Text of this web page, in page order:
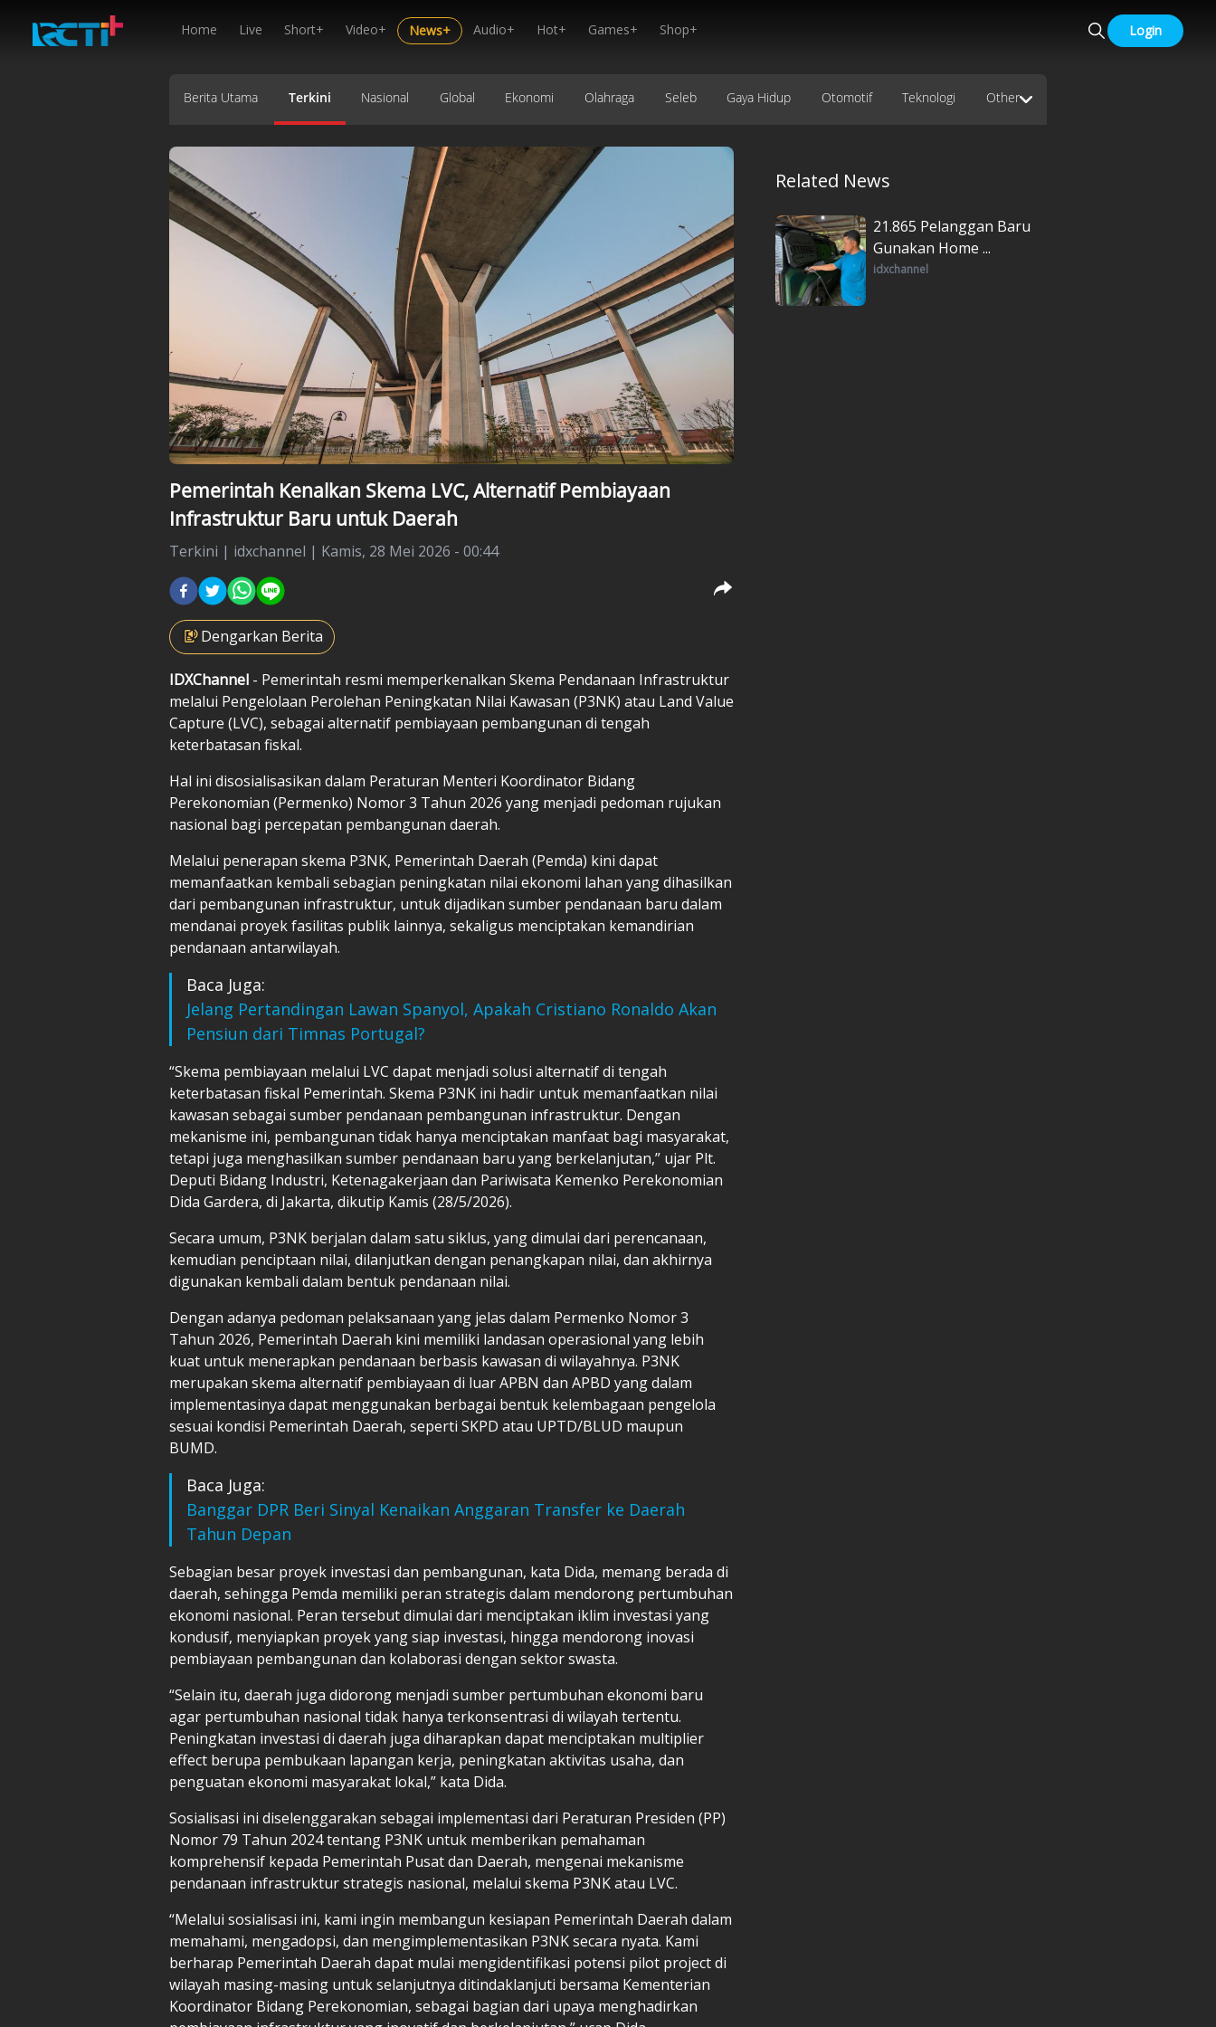
Home Live Short+ Video+ News+ Audio+ Hot+ Games+ Shop+ Login
Berita Utama Terkini Nasional Global Ekonomi Olahraga Seleb Gaya Hidup Otomotif Teknologi Other
Pemerintah Kenalkan Skema LVC, Alternatif Pembiayaan
Infrastruktur Baru untuk Daerah
Terkini | idxchannel | Kamis, 28 Mei 2026 - 00:44
Dengarkan Berita
IDXChannel - Pemerintah resmi memperkenalkan Skema Pendanaan Infrastruktur
melalui Pengelolaan Perolehan Peningkatan Nilai Kawasan (P3NK) atau Land Value
Capture (LVC), sebagai alternatif pembiayaan pembangunan di tengah
keterbatasan fiskal.
Hal ini disosialisasikan dalam Peraturan Menteri Koordinator Bidang
Perekonomian (Permenko) Nomor 3 Tahun 2026 yang menjadi pedoman rujukan
nasional bagi percepatan pembangunan daerah.
Melalui penerapan skema P3NK, Pemerintah Daerah (Pemda) kini dapat
memanfaatkan kembali sebagian peningkatan nilai ekonomi lahan yang dihasilkan
dari pembangunan infrastruktur, untuk dijadikan sumber pendanaan baru dalam
mendanai proyek fasilitas publik lainnya, sekaligus menciptakan kemandirian
pendanaan antarwilayah.
Baca Juga:
Jelang Pertandingan Lawan Spanyol, Apakah Cristiano Ronaldo Akan
Pensiun dari Timnas Portugal?
“Skema pembiayaan melalui LVC dapat menjadi solusi alternatif di tengah
keterbatasan fiskal Pemerintah. Skema P3NK ini hadir untuk memanfaatkan nilai
kawasan sebagai sumber pendanaan pembangunan infrastruktur. Dengan
mekanisme ini, pembangunan tidak hanya menciptakan manfaat bagi masyarakat,
tetapi juga menghasilkan sumber pendanaan baru yang berkelanjutan,” ujar Plt.
Deputi Bidang Industri, Ketenagakerjaan dan Pariwisata Kemenko Perekonomian
Dida Gardera, di Jakarta, dikutip Kamis (28/5/2026).
Secara umum, P3NK berjalan dalam satu siklus, yang dimulai dari perencanaan,
kemudian penciptaan nilai, dilanjutkan dengan penangkapan nilai, dan akhirnya
digunakan kembali dalam bentuk pendanaan nilai.
Dengan adanya pedoman pelaksanaan yang jelas dalam Permenko Nomor 3
Tahun 2026, Pemerintah Daerah kini memiliki landasan operasional yang lebih
kuat untuk menerapkan pendanaan berbasis kawasan di wilayahnya. P3NK
merupakan skema alternatif pembiayaan di luar APBN dan APBD yang dalam
implementasinya dapat menggunakan berbagai bentuk kelembagaan pengelola
sesuai kondisi Pemerintah Daerah, seperti SKPD atau UPTD/BLUD maupun
BUMD.
Baca Juga:
Banggar DPR Beri Sinyal Kenaikan Anggaran Transfer ke Daerah
Tahun Depan
Sebagian besar proyek investasi dan pembangunan, kata Dida, memang berada di
daerah, sehingga Pemda memiliki peran strategis dalam mendorong pertumbuhan
ekonomi nasional. Peran tersebut dimulai dari menciptakan iklim investasi yang
kondusif, menyiapkan proyek yang siap investasi, hingga mendorong inovasi
pembiayaan pembangunan dan kolaborasi dengan sektor swasta.
“Selain itu, daerah juga didorong menjadi sumber pertumbuhan ekonomi baru
agar pertumbuhan nasional tidak hanya terkonsentrasi di wilayah tertentu.
Peningkatan investasi di daerah juga diharapkan dapat menciptakan multiplier
effect berupa pembukaan lapangan kerja, peningkatan aktivitas usaha, dan
penguatan ekonomi masyarakat lokal,” kata Dida.
Sosialisasi ini diselenggarakan sebagai implementasi dari Peraturan Presiden (PP)
Nomor 79 Tahun 2024 tentang P3NK untuk memberikan pemahaman
komprehensif kepada Pemerintah Pusat dan Daerah, mengenai mekanisme
pendanaan infrastruktur strategis nasional, melalui skema P3NK atau LVC.
“Melalui sosialisasi ini, kami ingin membangun kesiapan Pemerintah Daerah dalam
memahami, mengadopsi, dan mengimplementasikan P3NK secara nyata. Kami
berharap Pemerintah Daerah dapat mulai mengidentifikasi potensi pilot project di
wilayah masing-masing untuk selanjutnya ditindaklanjuti bersama Kementerian
Koordinator Bidang Perekonomian, sebagai bagian dari upaya menghadirkan
Related News
21.865 Pelanggan Baru
Gunakan Home ...
idxchannel